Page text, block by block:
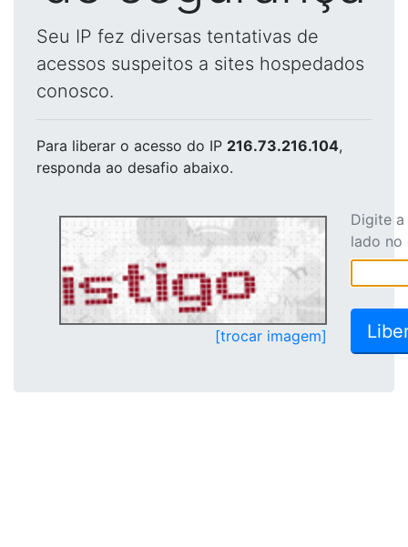
Seu IP fez diversas tentativas de
acessos suspeitos a sites hospedados
conosco.
Para liberar o acesso do IP 216.73.216.104,
responda ao desafio abaixo.
[trocar imagem]
Digite
lado no